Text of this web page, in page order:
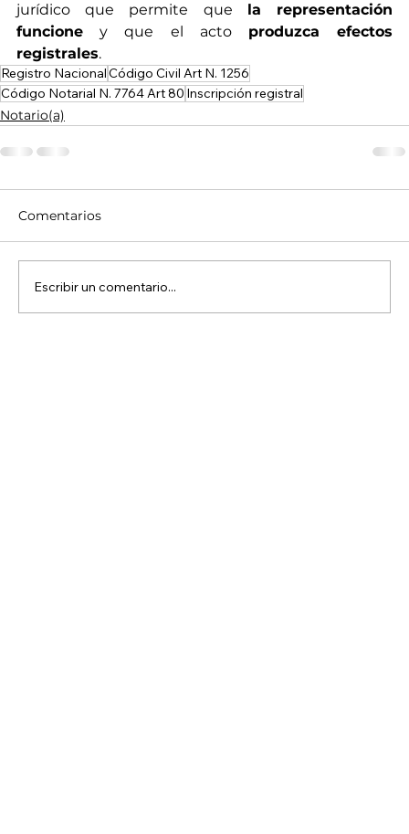
jurídico que permite que la representación
funcione y que el acto produzca efectos
registrales.
Registro NacionalCódigo Civil Art N. 1256
Código Notarial N. 7764 Art 80 Inscripción registral
Notario(a)
Comentarios
Escribir un comentario...